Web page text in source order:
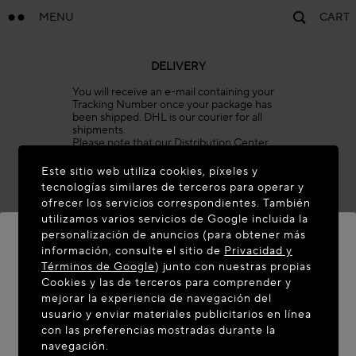
MENU CART
BIENVENIDO A MAISON-ALAIA.COM
Parece que se encuentra en el siguiente país: United
States. ¿Desea actualizar su ubicación?
DELIVERY
You will receive an e-mail containing your
Tracking Number once your package has
been shipped. DHL is our courier for all
shipments.
Please note that our Distribution Center
Orders placed during these dates will be
prepared once operations resume.
All orders are processed automatically, and
shipping times cannot be expedited or
delayed. We invite you to plan your
purchases accordingly.
January 1
Easter Monday (date varies)
May 1
May 8
Ascension Day (date varies)
Este sitio web utiliza cookies, píxeles y
tecnologías similares de terceros para operar y
ofrecer los servicios correspondientes. También
utilizamos varios servicios de Google incluida la
personalización de anuncios (para obtener más
información, consulte el sitio de Privacidad y
Términos de Google) junto con nuestras propias
Cookies y las de terceros para comprender y
mejorar la experiencia de navegación del
usuario y enviar materiales publicitarios en línea
con las preferencias mostradas durante la
navegación.